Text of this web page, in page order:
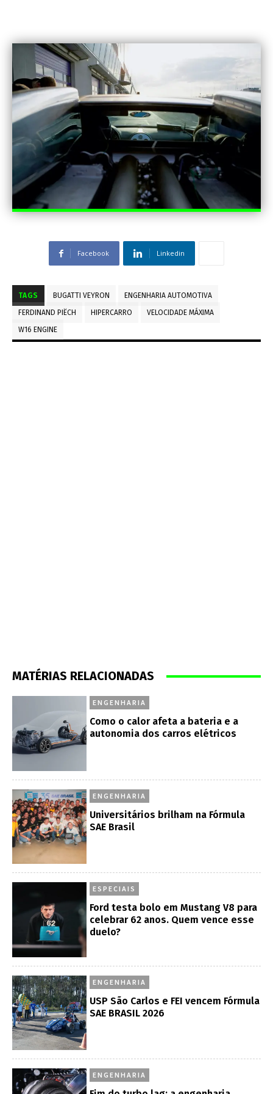
Facebook Linkedin
TAGS BUGATTI VEYRON
ENGENHARIA AUTOMOTIVA
FERDINAND PIËCH
HIPERCARRO
VELOCIDADE MÁXIMA
W16 ENGINE
MATÉRIAS RELACIONADAS
ENGENHARIA
Como o calor afeta a bateria e a
autonomia dos carros elétricos
ENGENHARIA
Universitários brilham na Fórmula
SAE Brasil
ESPECIAIS
Ford testa bolo em Mustang V8 para
celebrar 62 anos. Quem vence esse
duelo?
ENGENHARIA
USP São Carlos e FEI vencem Fórmula
SAE BRASIL 2026
ENGENHARIA